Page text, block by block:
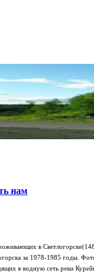
нам
в
за 1978-1985 годы.
в водную сеть реки